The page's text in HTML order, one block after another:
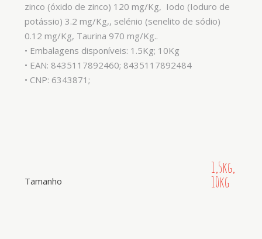
zinco (óxido de zinco) 120 mg/Kg, Iodo (Ioduro de
potássio) 3.2 mg/Kg,, selénio (senelito de sódio)
0.12 mg/Kg, Taurina 970 mg/Kg..
• Embalagens disponíveis: 1.5Kg; 10Kg
• EAN: 8435117892460; 8435117892484
• CNP: 6343871;
Tamanho
1,5kg,
10kg